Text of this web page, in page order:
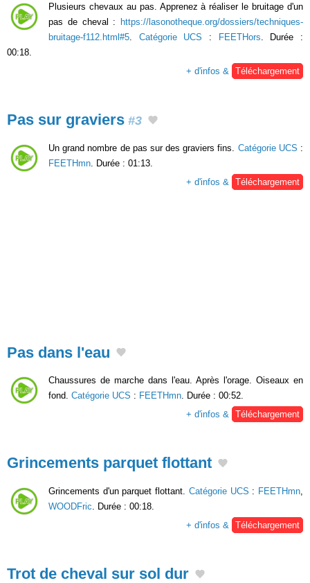
Plusieurs chevaux au pas. Apprenez à réaliser le bruitage d'un
pas de cheval :
https://lasonotheque.org/dossiers/techniques-
bruitage-f112.html#5
Catégorie UCS : FEETHors . Durée :
00:18.
+ d'infos &
Téléchargement
Pas sur graviers #3
Un grand nombre de pas sur des graviers fins. Catégorie UCS :
FEETHmn . Durée : 01:13.
+ d'infos &
Téléchargement
Pas dans l'eau
Chaussures de marche dans l'eau. Après l'orage. Oiseaux en
fond. Catégorie UCS : FEETHmn. Durée : 00:52.
+ d'infos & Téléchargement
Grincements parquet flottant
Grincements d'un parquet flottant. Catégorie UCS : FEETHmn
WOODFric . Durée : 00:18.
+ d'infos &
Téléchargement
Trot de cheval sur sol dur